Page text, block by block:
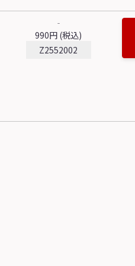
‐
990円 (税込)
Z2552002